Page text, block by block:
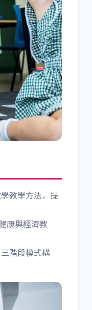
教學方法，提
康與經濟教
階段模式構